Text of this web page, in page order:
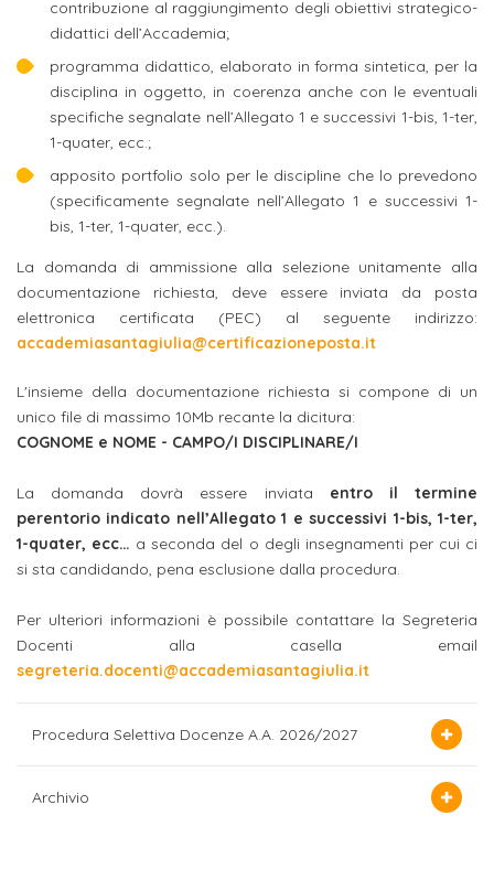
Progetti
Terza
Missione
CAPITALE
DELLA
CULTURA
2023
BGBS2023
RETE
COLLABORAZIONE
Istituzioni
Collaborazioni
Partners
Arti
Applicate
DOTTORATI
RICERCA
Visive
e
Umanesimo
ALTRI
LIVELLI
Master
Executive
ATTIVITÀ
DIDATTICA
Materie
studio
Progetti
singoli
Laboratori
sede
Servizio
stampa
Biblioteca
Alloggi
Modulistica
Consulta
Studentesca
LAVORO
Apprendistato
gli
lavoro
Aziende
convenzionate
FSL
attività
per
Istituti
Superiori
INCONTRIAMOCI
IN
Fiere
saloni
dell'orientamento
contribuzione al raggiungimento degli obiettivi strategico-
didattici dell’Accademia;
programma didattico, elaborato in forma sintetica, per la
disciplina in oggetto, in coerenza anche con le eventuali
specifiche segnalate nell’Allegato 1 e successivi 1-bis, 1-ter,
1-quater, ecc.;
apposito portfolio solo per le discipline che lo prevedono
(specificamente segnalate nell’Allegato 1 e successivi 1-
bis, 1-ter, 1-quater, ecc.).
La domanda di ammissione alla selezione unitamente alla
documentazione richiesta, deve essere inviata da posta
elettronica certificata (PEC) al seguente indirizzo:
accademiasantagiulia@certificazioneposta.it
L'insieme della documentazione richiesta si compone di un
unico file di massimo 10Mb recante la dicitura:
COGNOME e NOME - CAMPO/I DISCIPLINARE/I
La domanda dovrà essere inviata entro il termine
perentorio indicato nell’Allegato 1 e successivi 1-bis, 1-ter,
1-quater, ecc… a seconda del o degli insegnamenti per cui ci
si sta candidando, pena esclusione dalla procedura.
Per ulteriori informazioni è possibile contattare la Segreteria
Docenti alla casella email
segreteria.docenti@accademiasantagiulia.it
Procedura Selettiva Docenze A.A. 2026/2027
Archivio